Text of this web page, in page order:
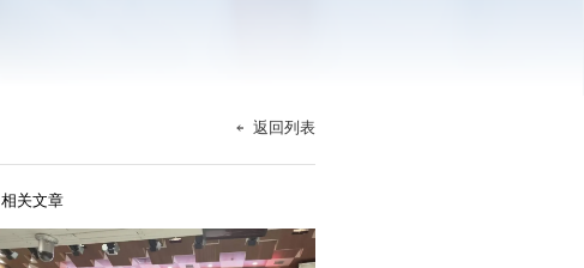
返回列表
相关文章